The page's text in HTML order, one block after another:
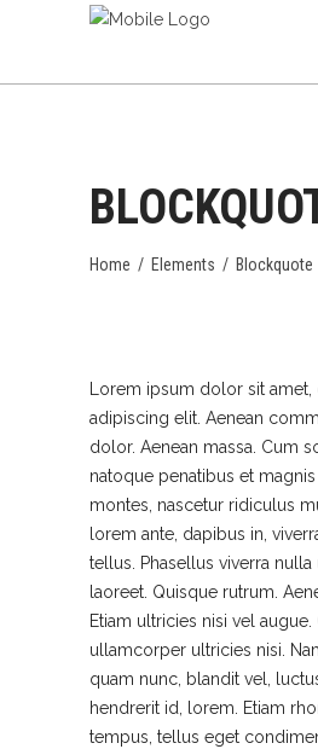
Home / Elements / Blockquote
Lorem ipsum dolor sit
adipiscing elit. Aenean
dolor. Aenean massa. Cum
natoque penatibus et
montes, nascetur ridiculus
lorem ante, dapibus in,
tellus. Phasellus viverra nulla
laoreet. Quisque rutrum.
Etiam ultricies nisi vel augue.
ullamcorper ultricies nisi.
quam nunc, blandit vel,
hendrerit id, lorem. Etiam
tempus, tellus eget